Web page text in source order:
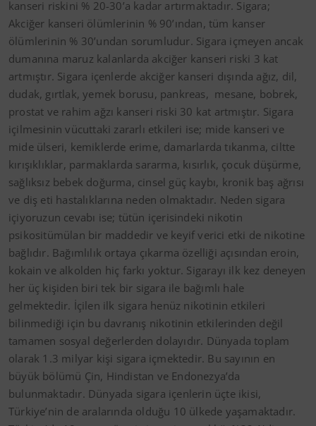
kanseri riskini % 20-30’a kadar artırmaktadır. Sigara;
Akciğer kanseri ölümlerinin % 90’ından, tüm kanser
ölümlerinin % 30’undan sorumludur. Sigara içmeyen ancak
dumanına maruz kalanlarda akciğer kanseri riski 3 kat
artmıştır. Sigara içenlerde akciğer kanseri dışında ağız, dil,
dudak, gırtlak, yemek borusu, pankreas, mesane, bobrek,
prostat ve rahim ağzı kanseri riski 30 kat artmıştır. Sigara
içilmesinin vücuttaki zararlı etkileri ise; mide kanseri ve
mide ülseri, kemiklerde erime, damarlarda tıkanma, ciltte
kırışıklıklar, parmaklarda sararma, kısırlık, çocuk düşürme,
sağlıksız bebek doğurma, cinsel güç kaybı, kronik baş ağrısı
ve diş eti hastalıklarına neden olmaktadır. Neden sigara
içiyoruzun cevabı ise; tütün içerisindeki nikotin
psikositümülan bir maddedir ve keyif verici etki de nikotine
bağlıdır. Bağımlılık ortaya çıkarma özelliği açısından eroin,
kokain ve alkolden hiç farkı yoktur. Sigarayı ilk kez deneyen
her üç kişiden biri tek bir sigara ile bağımlı hale
gelmektedir. İçilen ilk sigara henüz nikotinin etkileri
bilinmediği için bu davranış nikotinin etkilerinden değil
tamamen sosyal değerlerden dolayıdır. Dünyada toplam
olarak 1.3 milyar kişi sigara içmektedir. Bu sayının en
büyük bölümü Çin, Hindistan ve Endonezya’da
bulunmaktadır. Dünyada sigara içenlerin üçte ikisi,
Türkiye’nin de aralarında olduğu 10 ülkede yaşamaktadır.